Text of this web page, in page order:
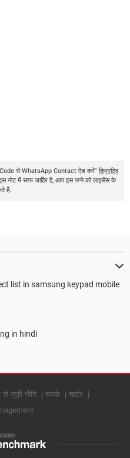
Code से WhatsApp Contact ऐड करें" क्रिएटिव
नोट में साफ जाहिर है, आप इस पन्ने को लाइसेंस के
हैं.
list in samsung keypad mobile
in hindi
से जुड़ी नीति संपर्क
चार्टर